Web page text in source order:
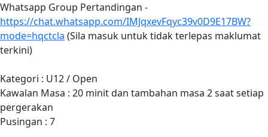
Whatsapp Group Pertandingan -
https://chat.whatsapp.com/IMJqxevFqyc39v0D9E17BW?
mode=hqctcla (Sila masuk untuk tidak terlepas maklumat
terkini)
Kategori : U12 / Open
Kawalan Masa : 20 minit dan tambahan masa 2 saat setiap
pergerakan
Pusingan : 7